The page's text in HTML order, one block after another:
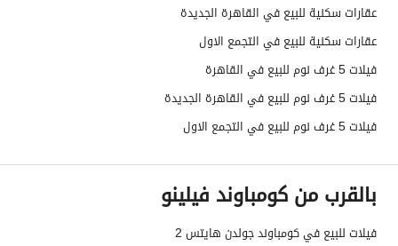
عقارات سكنية للبيع في القاهرة الجديدة
عقارات سكنية للبيع في التجمع الاول
فيلات 5 غرف نوم للبيع في القاهرة
فيلات 5 غرف نوم للبيع في القاهرة الجديدة
فيلات 5 غرف نوم للبيع في التجمع الاول
بالقرب من كومباوند فيلينو
فيلات للبيع في كومباوند جولدن هايتس 2